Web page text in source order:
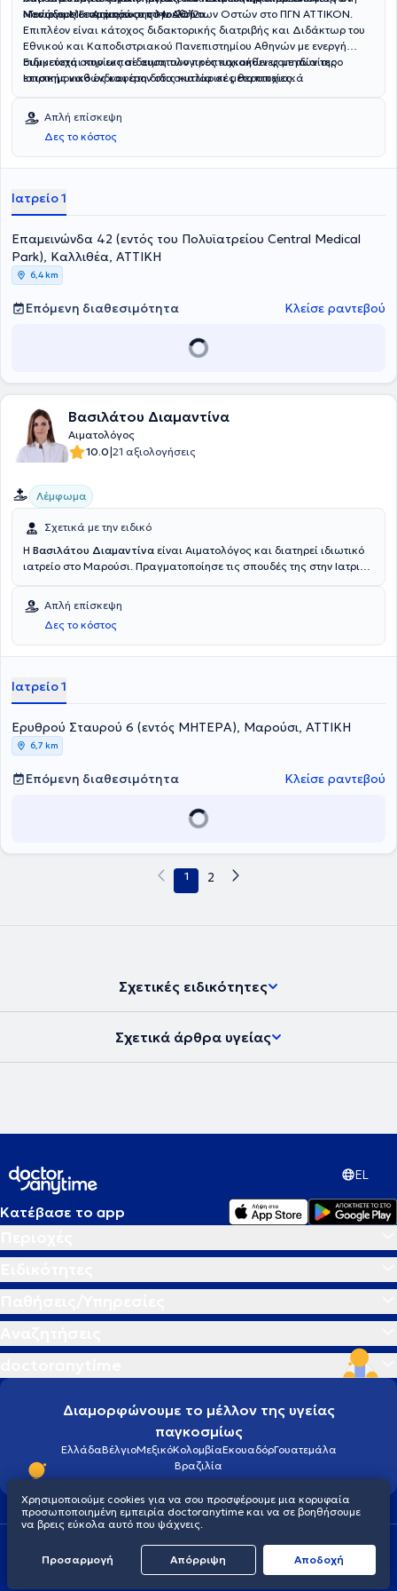
Νοσοκομείο «Αττικόν» από το 2012.
«Γεώργιος Γεννηματάς» στην Αθήνα.
Μονάδα Μεταμόσχευσης Μυελού των Οστών στο ΠΓΝ ΑΤΤΙΚΟΝ.
Επιπλέον είναι κάτοχος διδακτορικής διατριβής και Διδάκτωρ του
Εθνικού και Καποδιστριακού Πανεπιστημίου Αθηνών με ενεργή
συμμετοχή στην εκπαίδευση των προπτυχιακών φοιτητών της
Ιατρικής καθώς και στη διδασκαλία σε μεταπτυχιακά
Ειδικεύεται κυρίως σε αιματολογικές κακοήθειες με ιδιαίτερο
επιστημονικό ενδιαφέρον στις κυτταρικές θεραπείες.
Απλή επίσκεψη
Δες το κόστος
Ιατρείο 1
Επαμεινώνδα 42 (εντός του Πολυϊατρείου Central Medical
Park), Καλλιθέα, ΑΤΤΙΚΗ
6,4 km
Επόμενη διαθεσιμότητα Κλείσε ραντεβού
Βασιλάτου Διαμαντίνα
Αιματολόγος
10.0|21 αξιολογήσεις
Λέμφωμα
Σχετικά με την ειδικό
Η Βασιλάτου Διαμαντίνα είναι Αιματολόγος και διατηρεί ιδιωτικό
ιατρείο στο Μαρούσι. Πραγματοποίησε τις σπουδές της στην Ιατρική
οποίας είναι πλέον Διδάκτωρ. Ειδικεύτηκε στο ΠΓΝ "Αττικόν" στην
Αιματολογία. Διαθέτει κλινική εμπειρία έχοντας διατελέσει
Επικουρική Επιμελήτρια στο Γενικό Ογκολογικό Νοσοκομείο
Κηφισιάς "Οι Άγιοι Ανάργυροι" και έχοντας εργαστεί ως
θρομβοφιλία, στο λέμφωμα και στο μυέλωμα.
Απλή επίσκεψη
Δες το κόστος
Ιατρείο 1
Ερυθρού Σταυρού 6 (εντός ΜΗΤΕΡΑ), Μαρούσι, ΑΤΤΙΚΗ
6,7 km
Επόμενη διαθεσιμότητα Κλείσε ραντεβού
1 2
Σχετικές ειδικότητες
Σχετικά άρθρα υγείας
EL
Κατέβασε το app
Διαμορφώνουμε το μέλλον της υγείας
παγκοσμίως
ΕλλάδαΒέλγιοΜεξικόΚολομβίαΕκουαδόρΓουατεμάλα
Βραζιλία
Πολιτική προστασίας προσωπικού απορρήτου
© 2026 doctoranytime
Χρησιμοποιούμε cookies για να σου προσφέρουμε μια κορυφαία
προσωποποιημένη εμπειρία doctoranytime και να σε βοηθήσουμε
να βρεις εύκολα αυτό που ψάχνεις.
Προσαρμογή Απόρριψη Aποδοχή